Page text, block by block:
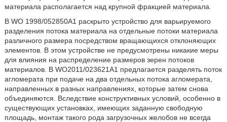
материала располагается над крупной фракцией материала.
В WO 1998/052850A1 раскрыто устройство для варьируемого
разделения потока материала на отдельные потоки материала
различного размера посредством вращающихся отклоняющих
элементов. В этом устройстве не предусмотрены никакие меры
для влияния на распределение размеров зерен потоков
материалов. В WO2011/023621A1 предлагается разделять поток
агломерата при подаче на два отдельных потока агломерата,
направленных в разных направлениях, которые затем снова
объединяются. Вследствие конструктивных условий, особенно в
существующих установках, имеющих заданную свободную
площадь, монтаж такого рода загрузочных желобов не всегда